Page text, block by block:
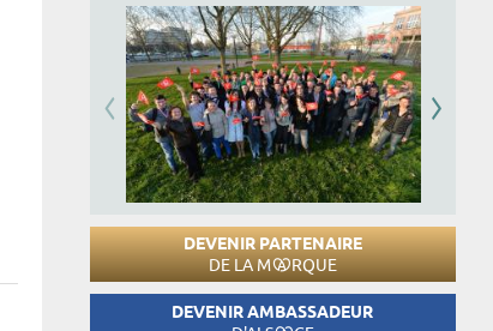
DEVENIR PARTENAIRE
DE LA M RQUE
DEVENIR AMBASSADEUR